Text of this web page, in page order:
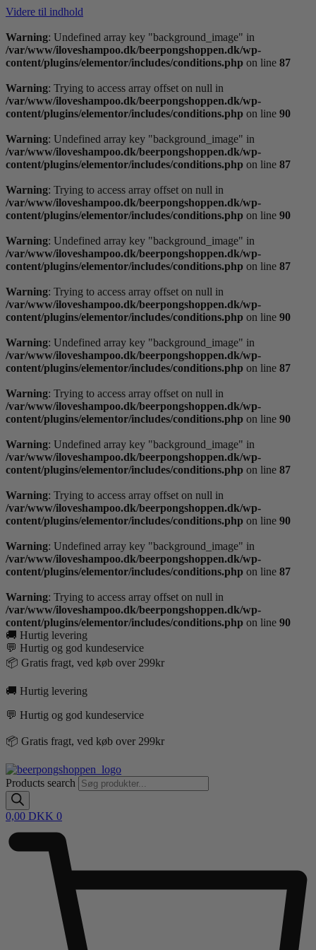
Videre til indhold
Warning: Undefined array key "background_image" in
/var/www/iloveshampoo.dk/beerpongshoppen.dk/wp-
content/plugins/elementor/includes/conditions.php on line 87
Warning: Trying to access array offset on null in
/var/www/iloveshampoo.dk/beerpongshoppen.dk/wp-
content/plugins/elementor/includes/conditions.php on line 90
Warning: Undefined array key "background_image" in
/var/www/iloveshampoo.dk/beerpongshoppen.dk/wp-
content/plugins/elementor/includes/conditions.php on line 87
Warning: Trying to access array offset on null in
/var/www/iloveshampoo.dk/beerpongshoppen.dk/wp-
content/plugins/elementor/includes/conditions.php on line 90
Warning: Undefined array key "background_image" in
/var/www/iloveshampoo.dk/beerpongshoppen.dk/wp-
content/plugins/elementor/includes/conditions.php on line 87
Warning: Trying to access array offset on null in
/var/www/iloveshampoo.dk/beerpongshoppen.dk/wp-
content/plugins/elementor/includes/conditions.php on line 90
Warning: Undefined array key "background_image" in
/var/www/iloveshampoo.dk/beerpongshoppen.dk/wp-
content/plugins/elementor/includes/conditions.php on line 87
Warning: Trying to access array offset on null in
/var/www/iloveshampoo.dk/beerpongshoppen.dk/wp-
content/plugins/elementor/includes/conditions.php on line 90
Warning: Undefined array key "background_image" in
/var/www/iloveshampoo.dk/beerpongshoppen.dk/wp-
content/plugins/elementor/includes/conditions.php on line 87
Warning: Trying to access array offset on null in
/var/www/iloveshampoo.dk/beerpongshoppen.dk/wp-
content/plugins/elementor/includes/conditions.php on line 90
Warning: Undefined array key "background_image" in
/var/www/iloveshampoo.dk/beerpongshoppen.dk/wp-
content/plugins/elementor/includes/conditions.php on line 87
Warning: Trying to access array offset on null in
/var/www/iloveshampoo.dk/beerpongshoppen.dk/wp-
content/plugins/elementor/includes/conditions.php on line 90
🚚 Hurtig levering
💬 Hurtig og god kundeservice
📦 Gratis fragt, ved køb over 299kr
🚚 Hurtig levering
💬 Hurtig og god kundeservice
📦 Gratis fragt, ved køb over 299kr
Products search
0,00 DKK 0